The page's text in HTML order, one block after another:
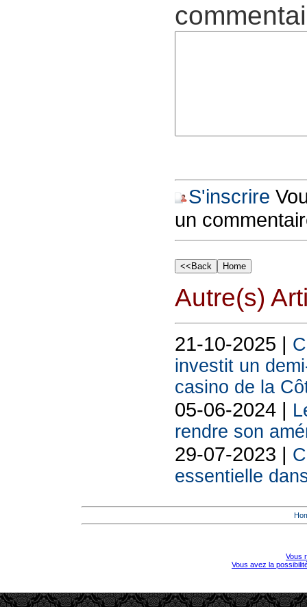
S'inscrire
un
Autre(s)
21-10-2025 |
investit un
casino de la
05-06-2024 |
rendre son
29-07-2023 |
essentielle
Vous
Vous avez la